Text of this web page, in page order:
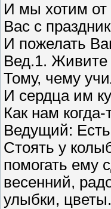
И мы хотим от
Вас с
И пожелать
Вед.1. Живите
Тому, чему
И сердца им
Как нам
Ведущий:
Стоять у
помогать ему
весенний,
улыбки, цветы.